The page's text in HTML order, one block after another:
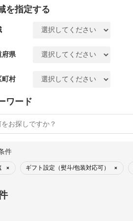
を指定する
府県
町村
ワード
件
× ギフト設定（熨斗/包装対応可） ×